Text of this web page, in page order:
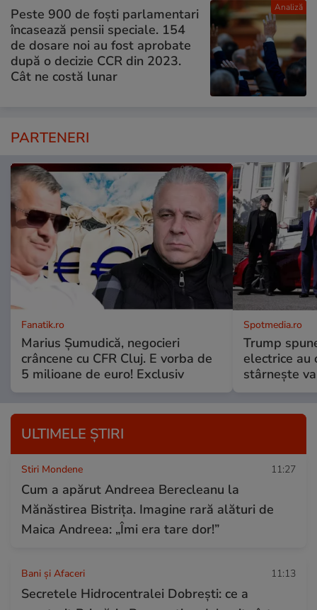
Analiză
Peste 900 de foști parlamentari
încasează pensii speciale. 154
de dosare noi au fost aprobate
după o decizie CCR din 2023.
Cât ne costă lunar
PARTENERI
Fanatik.ro
Marius Șumudică, negocieri
crâncene cu CFR Cluj. E vorba de
5 milioane de euro! Exclusiv
Spotmedia.ro
Trump
electrice au
stârnește
ULTIMELE ȘTIRI
Stiri Mondene 11:27
Cum a apărut Andreea Berecleanu la
Mănăstirea Bistrița. Imagine rară alături de
Maica Andreea: „Îmi era tare dor!”
Bani și Afaceri 11:13
Secretele Hidrocentralei Dobrești: ce a